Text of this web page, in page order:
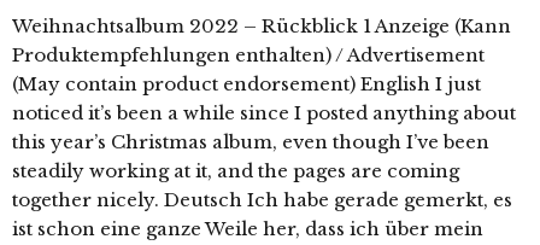
Weihnachtsalbum 2022 – Rückblick 1 Anzeige (Kann
Produktempfehlungen enthalten) / Advertisement
(May contain product endorsement) English I just
noticed it’s been a while since I posted anything about
this year’s Christmas album, even though I’ve been
steadily working at it, and the pages are coming
together nicely. Deutsch Ich habe gerade gemerkt, es
ist schon eine ganze Weile her, dass ich über mein